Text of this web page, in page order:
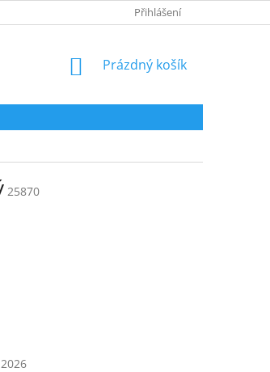
Přihlášení
NÁKUPNÍ
Prázdný košík
25870